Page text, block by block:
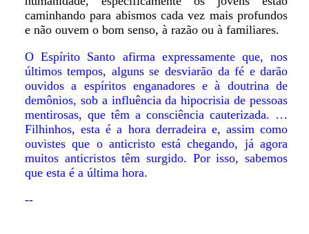
caminhando para abismos cada vez mais profundos
e não ouvem o bom senso, à razão ou à familiares.
O Espírito Santo afirma expressamente que, nos
últimos tempos, alguns se desviarão da fé e darão
ouvidos a espíritos enganadores e à doutrina de
demônios, sob a influência da hipocrisia de pessoas
mentirosas, que têm a consciência cauterizada. …
Filhinhos, esta é a hora derradeira e, assim como
ouvistes que o anticristo está chegando, já agora
muitos anticristos têm surgido. Por isso, sabemos
que esta é a última hora.
--